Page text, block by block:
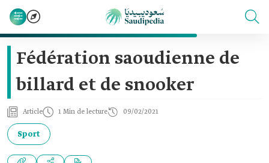
Fédération saoudienne de
billard et de snooker
Article 1 Min de lecture 09/02/2021
Sport